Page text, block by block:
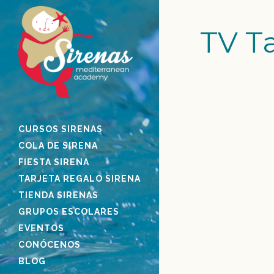
CURSOS SIRENAS
COLA DE SIRENA
FIESTA SIRENA
TARJETA REGALO SIRENA
TIENDA SIRENAS
GRUPOS ESCOLARES
EVENTOS
CONÓCENOS
BLOG
TV